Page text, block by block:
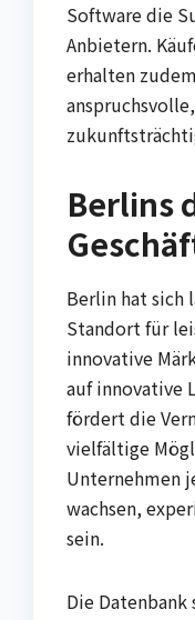
Software die
Anbietern.
erhalten
Berlins
Berlin hat sich
Standort für
innovative
auf innovative
fördert die
vielfältige
Unternehmen
wachsen,
sein.
Die Datenbank